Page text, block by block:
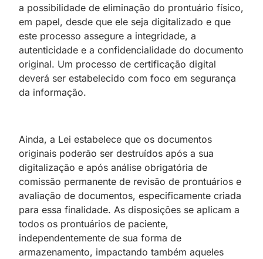
a possibilidade de eliminação do prontuário físico,
em papel, desde que ele seja digitalizado e que
este processo assegure a integridade, a
autenticidade e a confidencialidade do documento
original. Um processo de certificação digital
deverá ser estabelecido com foco em segurança
da informação.
Ainda, a Lei estabelece que os documentos
originais poderão ser destruídos após a sua
digitalização e após análise obrigatória de
comissão permanente de revisão de prontuários e
avaliação de documentos, especificamente criada
para essa finalidade. As disposições se aplicam a
todos os prontuários de paciente,
independentemente de sua forma de
armazenamento, impactando também aqueles